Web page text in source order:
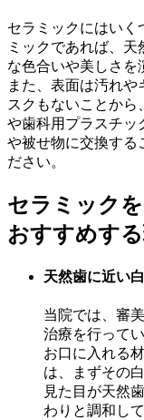
セラミックにはいく
ミックであれば、
な色合いや美しさを
また、表面は汚れや
スクもないことか
や歯科用プラスチッ
や被せ物に交換する
ださい。
セラミックを
おすすめす
天然歯に近い
当院では、審
治療を行ってい
お口に入れる
は、まずその
見た目が天然
わりと調和し